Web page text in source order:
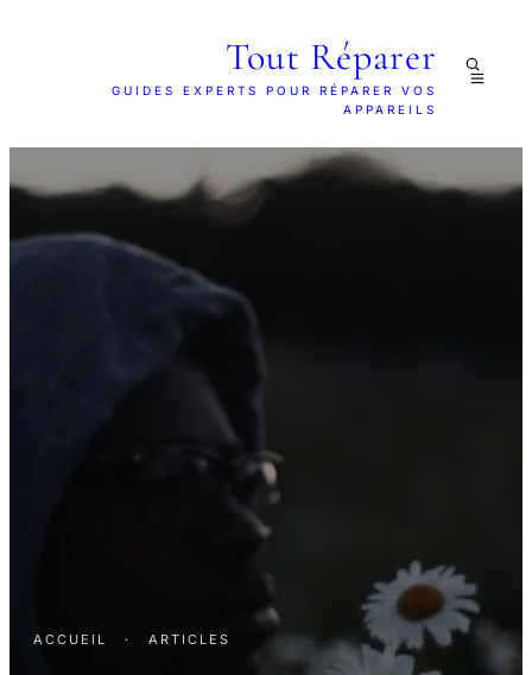
Tout Réparer
GUIDES EXPERTS POUR RÉPARER VOS
APPAREILS
ACCUEIL · ARTICLES